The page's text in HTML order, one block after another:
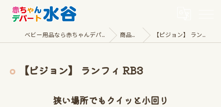
ベビー用品なら赤ちゃんデパート水谷 商品一覧 【ピジョン】 ランフィ RB3
【ピジョン】 ランフィ RB3
狭い場所でもクイッと小回り